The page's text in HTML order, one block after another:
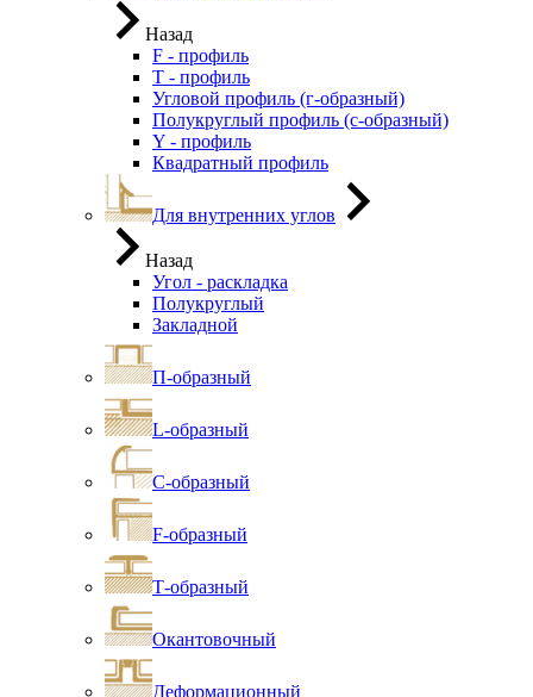
Назад
F - профиль
Т - профиль
Угловой профиль (г-образный)
Полукруглый профиль (с-образный)
Y - профиль
Квадратный профиль
Для внутренних углов
Назад
Угол - раскладка
Полукруглый
Закладной
П-образный
L-образный
С-образный
F-образный
Т-образный
Окантовочный
Деформационный